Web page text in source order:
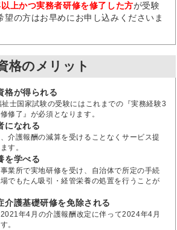
上かつ実務者研修を修了した方が受験
望の方はお早めにお申し込みくださいま
格のメリット
格が得られる
士国家試験の受験にはこれまでの『実務経験3
修了』が必須となります。
になれる
介護報酬の減算を受けることなくサービス提
す。
を学べる
業所で実地研修を受け、自治体で所定の手続
でもたん吸引・経管栄養の処置を行うことが
護基礎研修を免除される
年4月の介護報酬改定に伴って2024年4月
。